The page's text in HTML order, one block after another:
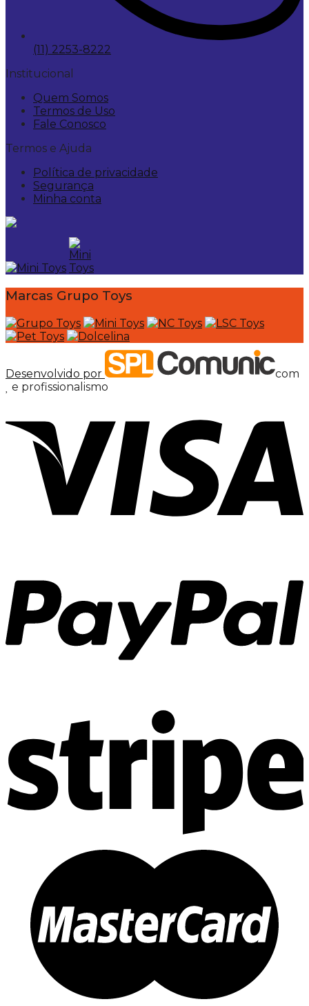
(11) 2253-8222
Institucional
Quem Somos
Termos de Uso
Fale Conosco
Termos e Ajuda
Política de privacidade
Segurança
Minha conta
Marcas Grupo Toys
Desenvolvido por
com
e profissionalismo